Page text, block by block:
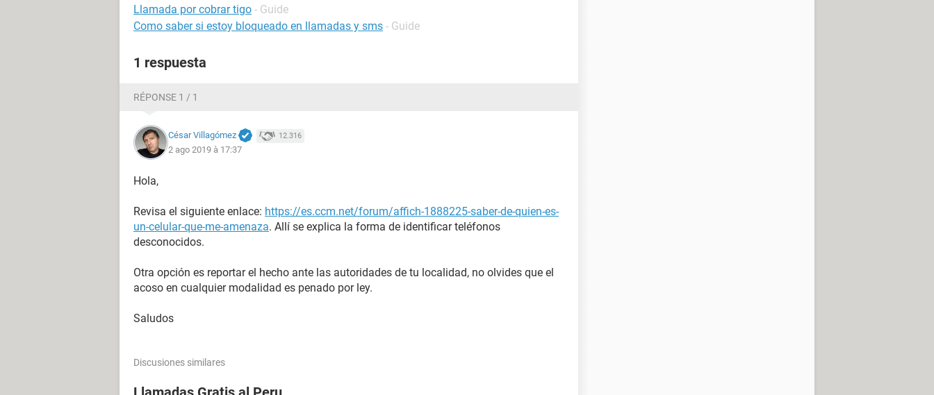
Llamada por cobrar tigo - Guide
Como saber si estoy bloqueado en llamadas y sms - Guide
1 respuesta
RÉPONSE 1 / 1
César Villagómez 12.316
2 ago 2019 à 17:37
Hola,
Revisa el siguiente enlace: https://es.ccm.net/forum/affich-1888225-saber-de-quien-es-
un-celular-que-me-amenaza. Allí se explica la forma de identificar teléfonos
desconocidos.
Otra opción es reportar el hecho ante las autoridades de tu localidad, no olvides que el
acoso en cualquier modalidad es penado por ley.
Saludos
Discusiones similares